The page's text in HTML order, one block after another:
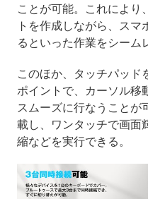
ことが可能。これにより
トを作成しながら、ス
るといった作業をシーム
このほか、タッチパッド
ポイントで、カーソル移
スムーズに行なうことが
載し、ワンタッチで画面
縮などを実行できる。